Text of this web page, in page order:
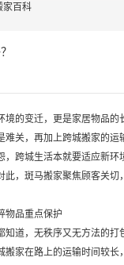
家百科
境的变迁，更是家居物品的
难关，再加上跨城搬家的运
，跨城生活本就要适应新环
此，斑马搬家聚焦顾客关切
物品重点保护
知道，无秩序又无方法的打
搬家在路上的运输时间较长